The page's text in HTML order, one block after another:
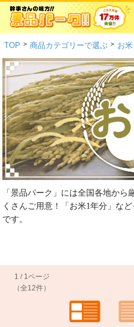
TOP > 商品カテゴリーで選ぶ > お米
「景品パーク」には全国各地か
くさんご用意！「お米1年分」な
です。
1 / 1ページ
（全12件）